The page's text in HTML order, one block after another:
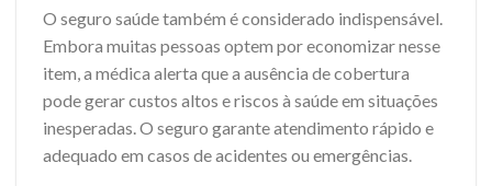
O seguro saúde também é considerado indispensável.
Embora muitas pessoas optem por economizar nesse
item, a médica alerta que a ausência de cobertura
pode gerar custos altos e riscos à saúde em situações
inesperadas. O seguro garante atendimento rápido e
adequado em casos de acidentes ou emergências.